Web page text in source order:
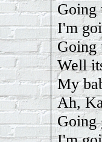
Going
I'm
Going
Well
My
Ah,
Going